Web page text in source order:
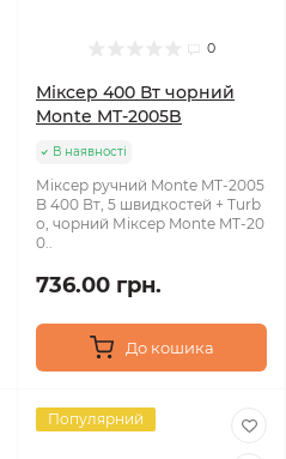
0
Міксер 400 Вт чорний
Monte MT-2005B
В наявності
Міксер ручний Monte MT-2005
B 400 Вт, 5 швидкостей + Turb
o, чорний Міксер Monte MT-20
0..
736.00 грн.
До кошика
Популярний